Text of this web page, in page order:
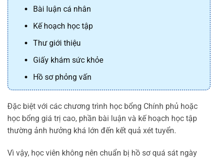
Bài luận cá nhân
Kế hoạch học tập
Thư giới thiệu
Giấy khám sức khỏe
Hồ sơ phỏng vấn
Đặc biệt với các chương trình học bổng Chính phủ hoặc
học bổng giá trị cao, phần bài luận và kế hoạch học tập
thường ảnh hưởng khá lớn đến kết quả xét tuyển.
Vì vậy, học viên không nên chuẩn bị hồ sơ quá sát ngày